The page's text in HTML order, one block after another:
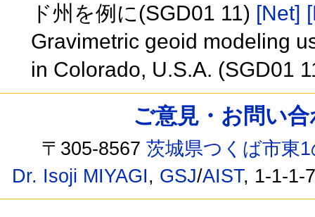
ド州を例に(SGD01 11) [Net]
Gravimetric geoid modeling
in Colorado, U.S.A. (SGD01
ご意見・お問い
〒305-8567茨城県つくば市東
Dr. Isoji MIYAGI, GSJ/AIST, 1-1-1-